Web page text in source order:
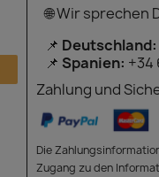
🌐 Wir sprechen
📌 Deutschland:
📌 Spanien: +34
Zahlung und
Die
Zugang zu den